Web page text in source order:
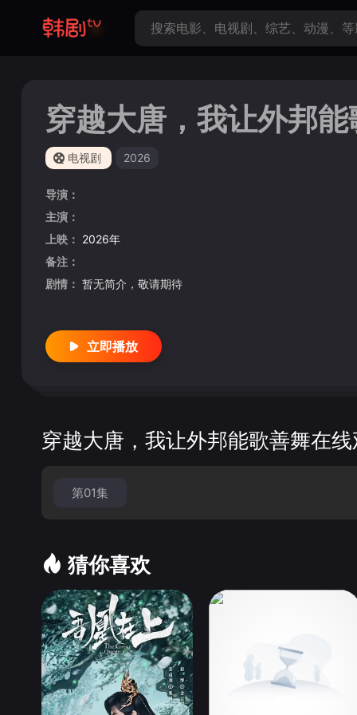
穿越大唐，我让外邦
电视剧 2026
导演：
主演：
上映： 2026年
备注：
剧情： 暂无简介，敬请期待
立即播放
穿越大唐，我让外邦能歌善舞在
第01集
猜你喜欢